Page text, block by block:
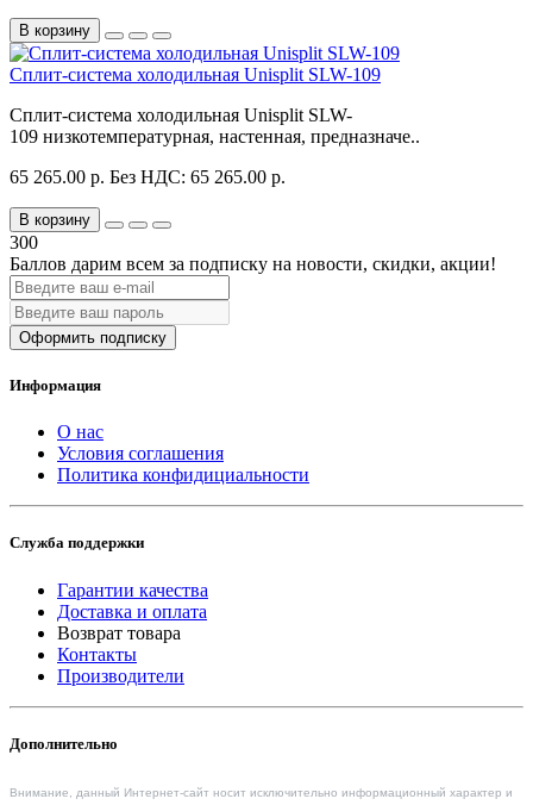
В корзину
Сплит-система холодильная Unisplit SLW-109
Сплит-система холодильная Unisplit SLW-
109 низкотемпературная, настенная, предназначе..
65 265.00 р. Без НДС: 65 265.00 р.
В корзину
300
Баллов дарим всем за подписку на новости, скидки, акции!
Оформить подписку
Информация
О нас
Условия соглашения
Политика конфидициальности
Служба поддержки
Гарантии качества
Доставка и оплата
Возврат товара
Контакты
Производители
Дополнительно
Внимание, данный Интернет-сайт носит исключительно информационный характер и